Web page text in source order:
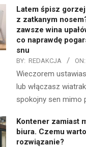
Latem śpisz
z zatkanym
zawsze wina
co naprawdę
snu
BY: REDAKCJA ON:
Wieczorem
lub włączasz
spokojny sen mimo
Kontener zamiast
biura. Czemu
rozwiązanie?